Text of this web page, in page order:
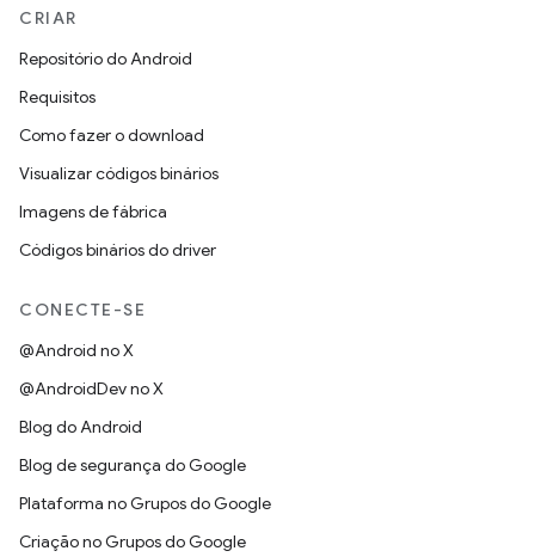
CRIAR
Repositório do Android
Requisitos
Como fazer o download
Visualizar códigos binários
Imagens de fábrica
Códigos binários do driver
CONECTE-SE
@Android no X
@AndroidDev no X
Blog do Android
Blog de segurança do Google
Plataforma no Grupos do Google
Criação no Grupos do Google